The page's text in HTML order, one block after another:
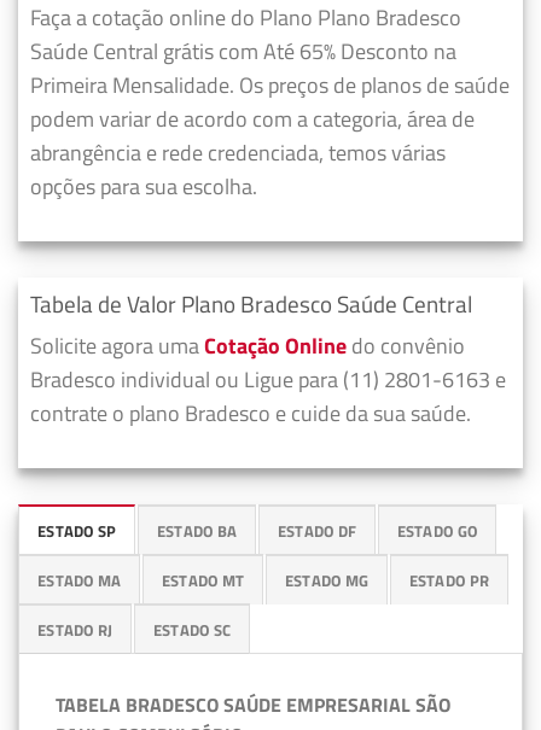
Faça a cotação online do Plano Plano Bradesco
Saúde Central grátis com Até 65% Desconto na
Primeira Mensalidade. Os preços de planos de saúde
podem variar de acordo com a categoria, área de
abrangência e rede credenciada, temos várias
opções para sua escolha.
Tabela de Valor Plano Bradesco Saúde Central
Solicite agora umaCotação Onlinedo convênio
Bradesco individual ou Ligue para (11) 2801-6163 e
contrate o plano Bradesco e cuide da sua saúde.
ESTADO SP ESTADO BA ESTADO DF ESTADO GO
ESTADO MA ESTADO MT ESTADO MG ESTADO PR
ESTADO RJ ESTADO SC
TABELA BRADESCO SAÚDE EMPRESARIAL SÃO